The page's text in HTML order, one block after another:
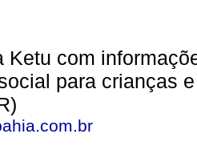
Ketu com
para crianças